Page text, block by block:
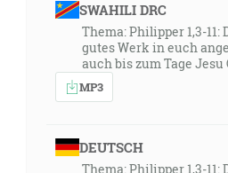
SWAHILI DRC
Thema: Philipper 1,3-11:
gutes Werk in euch
auch bis zum Tage
MP3
DEUTSCH
Thema: Philipper 1,3-11: